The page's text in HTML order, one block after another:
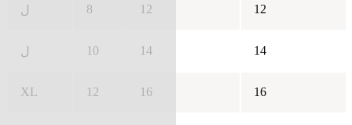
ل 8 12 12
ل 10 14 14
XL 12 16 16